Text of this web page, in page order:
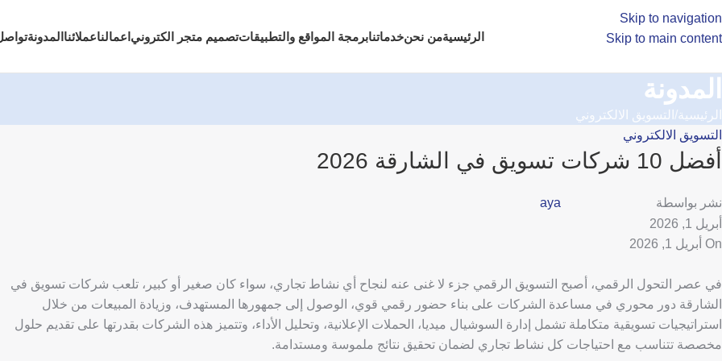
Skip to navigation
Skip to main content
الرئيسيةمن نحنخدماتنابرمجة المواقع والتطبيقاتتصميم متجر الكتروني اعمالناعملائنا المدونة
المدونة
الرئيسية
التسويق الالكتروني
التسويق الالكتروني
أفضل 10 شركات تسويق في الشارقة 2026
نشر بواسطة
aya
أبريل 1, 2026
On أبريل 1, 2026
في عصر التحول الرقمي، أصبح التسويق الرقمي جزء لا غنى عنه لنجاح أي نشاط تجاري، سواء كان صغير أو كبير، تلعب شركات تسويق في
الشارقة دور محوري في مساعدة الشركات على بناء حضور رقمي قوي، الوصول إلى جمهورها المستهدف، وزيادة المبيعات من خلال
استراتيجيات تسويقية متكاملة تشمل إدارة السوشيال ميديا، الحملات الإعلانية، وتحليل الأداء، وتتميز هذه الشركات بقدرتها على تقديم حلول
مخصصة تتناسب مع احتياجات كل نشاط تجاري لضمان تحقيق نتائج ملموسة ومستدامة.